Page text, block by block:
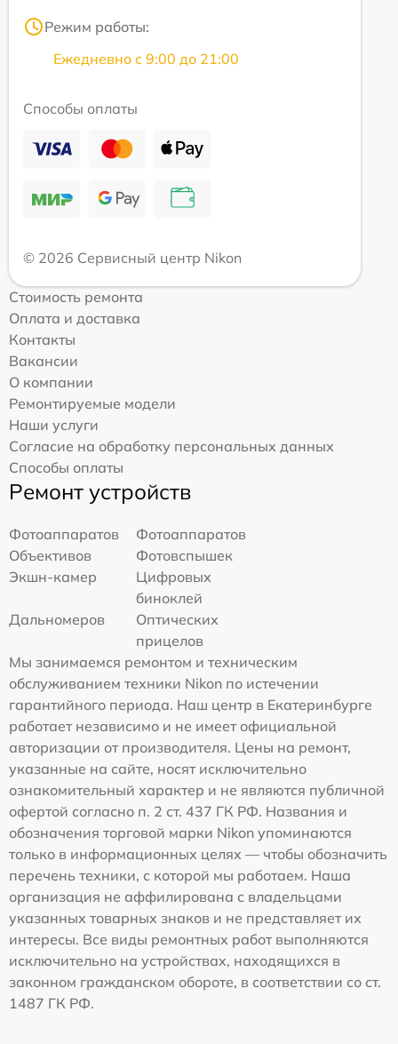
Режим работы:
Ежедневно с 9:00 до 21:00
Способы оплаты
© 2026 Сервисный центр Nikon
Стоимость ремонта
Оплата и доставка
Контакты
Вакансии
О компании
Ремонтируемые модели
Наши услуги
Согласие на обработку персональных данных
Способы оплаты
Ремонт устройств
Фотоаппаратов
Фотоаппаратов
Объективов
Фотовспышек
Экшн-камер
Цифровых
биноклей
Дальномеров
Оптических
прицелов
Мы занимаемся ремонтом и техническим
обслуживанием техники Nikon по истечении
гарантийного периода. Наш центр в Екатеринбурге
работает независимо и не имеет официальной
авторизации от производителя. Цены на ремонт,
указанные на сайте, носят исключительно
ознакомительный характер и не являются публичной
офертой согласно п. 2 ст. 437 ГК РФ. Названия и
обозначения торговой марки Nikon упоминаются
только в информационных целях — чтобы обозначить
перечень техники, с которой мы работаем. Наша
организация не аффилирована с владельцами
указанных товарных знаков и не представляет их
интересы. Все виды ремонтных работ выполняются
исключительно на устройствах, находящихся в
законном гражданском обороте, в соответствии со ст.
1487 ГК РФ.